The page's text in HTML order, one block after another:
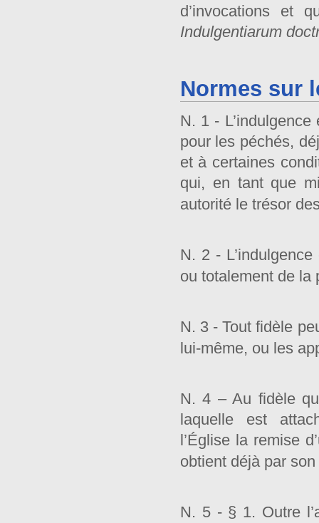
d’invocations et
Indulgentiarum
Normes sur
N. 1 -
pour les péchés,
et à certaines
qui, en tant que
autorité le trésor
N. 2 -
ou totalement de la
N. 3 - Tout fidèle
lui-même, ou les
N. 4 – Au fidèle
laquelle est
l’Église la remise
obtient déjà par
N. 5 - § 1. Outre